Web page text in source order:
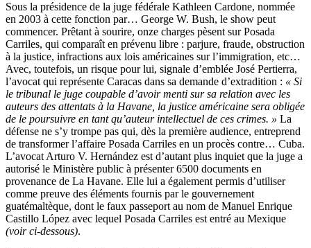
Sous la présidence de la juge fédérale Kathleen Cardone, nommée
en 2003 à cette fonction par… George W. Bush, le show peut
commencer. Prêtant à sourire, onze charges pèsent sur Posada
Carriles, qui comparaît en prévenu libre : parjure, fraude, obstruction
à la justice, infractions aux lois américaines sur l’immigration, etc…
Avec, toutefois, un risque pour lui, signale d’emblée José Pertierra,
l’avocat qui représente Caracas dans sa demande d’extradition : « Si
le tribunal le juge coupable d’avoir menti sur sa relation avec les
auteurs des attentats à la Havane, la justice américaine sera obligée
de le poursuivre en tant qu’auteur intellectuel de ces crimes. » La
défense ne s’y trompe pas qui, dès la première audience, entreprend
de transformer l’affaire Posada Carriles en un procès contre… Cuba.
L’avocat Arturo V. Hernández est d’autant plus inquiet que la juge a
autorisé le Ministère public à présenter 6500 documents en
provenance de La Havane. Elle lui a également permis d’utiliser
comme preuve des éléments fournis par le gouvernement
guatémaltèque, dont le faux passeport au nom de Manuel Enrique
Castillo López avec lequel Posada Carriles est entré au Mexique
(voir ci-dessous).